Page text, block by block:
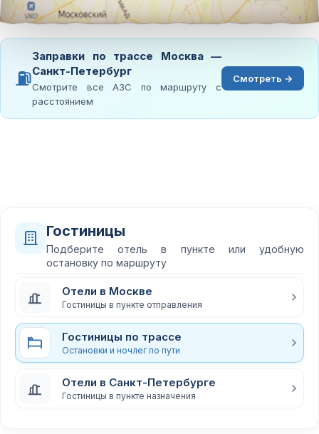
⛽
Заправки по трассе Москва —
Санкт-Петербург
Смотрите все АЗС по маршруту с
расстоянием
Смотреть →
Гостиницы
Подберите отель в пункте или удобную
остановку по маршруту
Отели в Москве
Гостиницы в пункте отправления
Гостиницы по трассе
Остановки и ночлег по пути
Отели в Санкт-Петербурге
Гостиницы в пункте назначения